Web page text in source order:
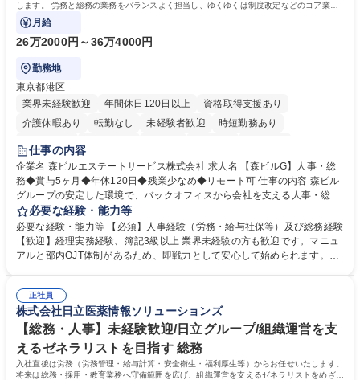
します。 労務と総務の業務をバランスよく担当し、ゆくゆくは制度改定などのコア業務
にも挑戦できる、やりがいある環境です。
月給
26万2000円～36万4000円
勤務地
東京都港区
業界未経験歓迎
年間休日120日以上
資格取得支援あり
介護休暇あり
転勤なし 未経験者歓迎
時短勤務あり
経験者歓迎
完全週休2日制
交通費支給 長期歓迎 駅近5分以内 土日祝休み
仕事の内容
企業名 森ビルエステートサービス株式会社 求人名 【森ビルG】人事・総
務◆賞与5ヶ月◆年休120日◆残業少なめ◆リモート可 仕事の内容 森ビル
グループの安定した環境で、バックオフィスから会社を支える人事・総務
をお任せします。 労務と総務の業務をバランスよく担当し、ゆくゆくは制
度改定などのコア業務にも挑戦できる、やりがいある環境です。 ■勤怠管
理、給与計算、社会保険手続き、年末調整等の労務管理全般 ■入退社手続
き、社内規定の改定や人事制度改定などのコア業務 ■社内イベントの企画
でも質問・相談できる環境が整っているため、安心して成長できます。 募
集職種 【森ビルG】人事・総務◆賞与5ヶ月◆年休120日◆残業少なめ◆
リモート可
必要な経験・能力等
必要な経験・能力等 【必須】人事経験（労務・給与社保等）及び総務経験
【歓迎】経理実務経験、簿記3級以上 業界未経験の方も歓迎です。マニュ
アルと部内OJT体制があるため、即戦力として安心して始められます。
務に挑戦できるため、自身の成長と組織への貢献度をダイレクトに実感で
きます。 残業少なめ、週1日リモート可など、ワークライフバランスを保
ち長期活躍できる環境です。 「これまでの幅広い経験を活かし、長期的な
キャリアを築きたい」という前向きな意欲と挑戦を全力で応援します。 学
歴・資格 学歴：大学院 大学 高専 短大 専修学校 高校 語学力： 資格：日商
簿記検定1級 日商簿記検定2級 日商簿記検定3級
正社員
株式会社日立医薬情報ソリューションズ
【総務・人事】未経験歓迎/日立グループ/組織運営を支
えるゼネラリストを目指す 総務
入社直後は労務（労務管理・給与計算・安全衛生・福利厚生等）からお任せいたします。
将来は総務・採用・教育業務へ守備範囲を広げ、組織運営を支えるゼネラリストをめざせ